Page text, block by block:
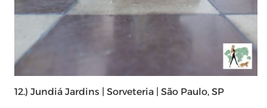
12.) Jundiá Jardins | Sorveteria | São Paulo, SP